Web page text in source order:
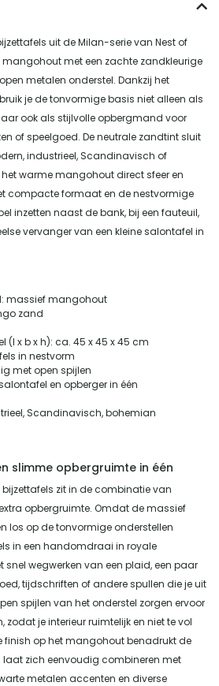
uit de Milan-serie van Nest of
met een zachte zandkleurige
metalen onderstel. Dankzij het
je de tonvormige basis niet alleen als
ook als stijlvolle opbergmand voor
of speelgoed. De neutrale zandtint sluit
industrieel, Scandinavisch of
warme mangohout direct sfeer en
compacte formaat en de nestvormige
inzetten naast de bank, bij een fauteuil,
vervanger van een kleine salontafel in
massief mangohout
zand
(l x b x h): ca. 45 x 45 x 45 cm
in nestvorm
met open spijlen
en opberger in één
Scandinavisch, bohemian
slimme opbergruimte in één
zit in de combinatie van
opbergruimte. Omdat de massief
los op de tonvormige onderstellen
in een handomdraai in royale
snel wegwerken van een plaid, een paar
tijdschriften of andere spullen die je uit
spijlen van het onderstel zorgen ervoor
je interieur ruimtelijk en niet te vol
finish op het mangohout benadrukt de
laat zich eenvoudig combineren met
metalen accenten en diverse